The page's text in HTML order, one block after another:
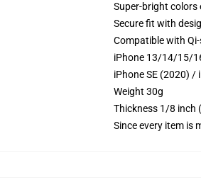
Super-bright colors
Secure fit with
Compatible with
iPhone 13/14/15/
iPhone SE (2020) /
Weight 30g
Thickness 1/8 inch
Since every item is